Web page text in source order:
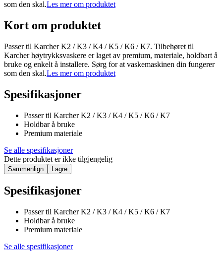
som den skal.Les mer om produktet
Kort om produktet
Passer til Karcher K2 / K3 / K4 / K5 / K6 / K7. Tilbehøret til
Karcher høytrykksvaskere er laget av premium, materiale, holdbart å
bruke og enkelt å installere. Sørg for at vaskemaskinen din fungerer
som den skal.Les mer om produktet
Spesifikasjoner
Passer til Karcher K2 / K3 / K4 / K5 / K6 / K7
Holdbar å bruke
Premium materiale
Se alle spesifikasjoner
Dette produktet er ikke tilgjengelig
Sammenlign Lagre
Spesifikasjoner
Passer til Karcher K2 / K3 / K4 / K5 / K6 / K7
Holdbar å bruke
Premium materiale
Se alle spesifikasjoner